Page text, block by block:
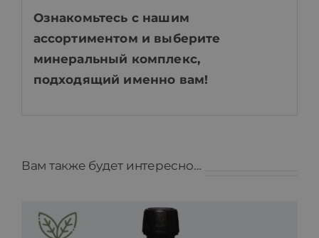
Ознакомьтесь с нашим
ассортиментом и выберите
минеральный комплекс,
подходящий именно вам!
Вам также будет интересно…